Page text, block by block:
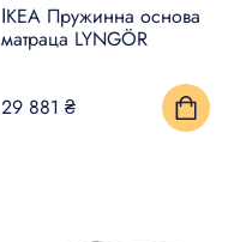
ІКЕА Пружинна основа
матраца LYNGÖR
29 881 ₴